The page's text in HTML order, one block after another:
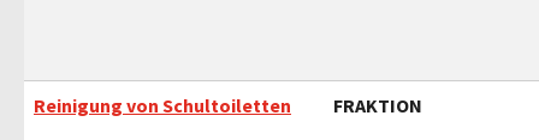
Reinigung von Schultoiletten FRAKTION